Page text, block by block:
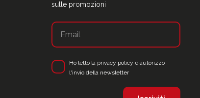
sulle promozioni
Ho letto la privacy policy e autorizzo
l'invio della newsletter